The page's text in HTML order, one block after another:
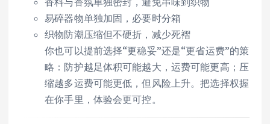
易碎器物单独加固，必要时分箱
织物防潮压缩但不硬折，减少死褶
你也可以提前选择“更稳妥”还是“更省运费”的策
略：防护越足体积可能越大，运费可能更高；压
缩越多运费可能更低，但风险上升。把选择权握
在你手里，体验会更可控。